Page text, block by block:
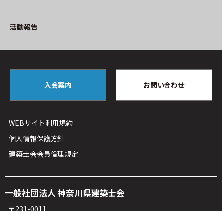
活動報告
入会案内 お問い合わせ
WEBサイト利⽤規約
個人情報保護方針
建築⼠会会員倫理規定
⼀般社団法⼈ 神奈川県建築⼠会
〒231-0011